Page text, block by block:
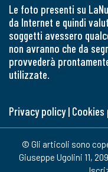
Le foto presenti su
da Internet e quindi
soggetti avessero
non avranno che da
provvederà
utilizzate.
Privacy policy|
© Gli articoli sono
Giuseppe Ugolini 11,